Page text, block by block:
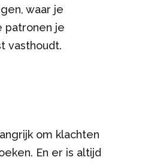
waar je
patronen je
vasthoudt.
om klachten
En er is altijd